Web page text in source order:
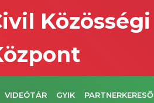
Közösségi
VIDEÓTÁR GYIK PARTNERKERESŐ